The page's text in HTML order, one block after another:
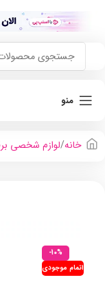
منو
خانه لوازم شخصی
-10%
اتمام موجودی